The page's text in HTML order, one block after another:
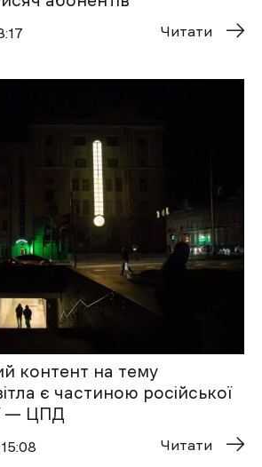
Читати
контент на тему
є частиною російської
— ЦПД
Читати